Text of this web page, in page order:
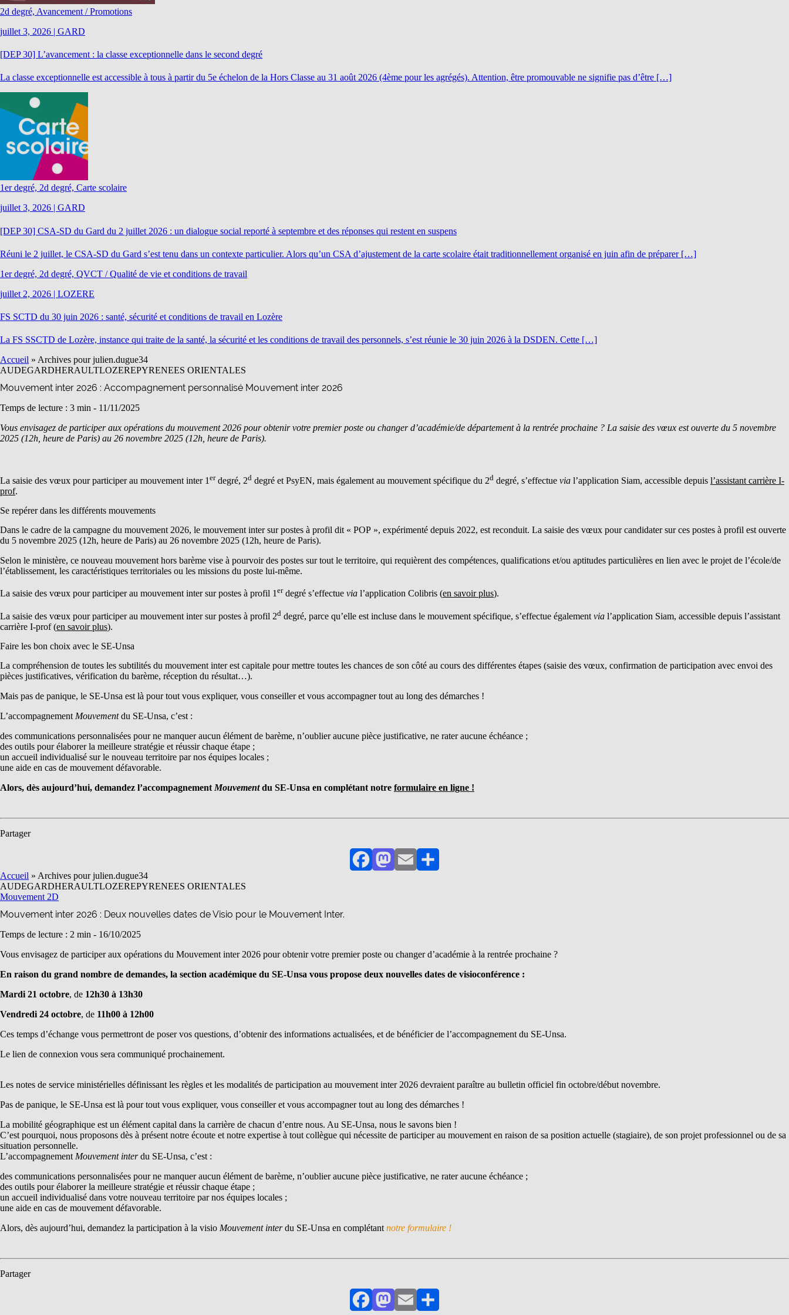
2d degré, Avancement / Promotions
juillet 3, 2026 | GARD
[DEP 30] L’avancement : la classe exceptionnelle dans le second degré
La classe exceptionnelle est accessible à tous à partir du 5e échelon de la Hors Classe au 31 août 2026 (4ème pour les agrégés). Attention, être promouvable ne signifie pas d’être […]
1er degré, 2d degré, Carte scolaire
juillet 3, 2026 | GARD
[DEP 30] CSA-SD du Gard du 2 juillet 2026 : un dialogue social reporté à septembre et des réponses qui restent en suspens
Réuni le 2 juillet, le CSA-SD du Gard s’est tenu dans un contexte particulier. Alors qu’un CSA d’ajustement de la carte scolaire était traditionnellement organisé en juin afin de préparer […]
1er degré, 2d degré, QVCT / Qualité de vie et conditions de travail
juillet 2, 2026 | LOZERE
FS SCTD du 30 juin 2026 : santé, sécurité et conditions de travail en Lozère
La FS SSCTD de Lozère, instance qui traite de la santé, la sécurité et les conditions de travail des personnels, s’est réunie le 30 juin 2026 à la DSDEN. Cette […]
Accueil » Archives pour julien.dugue34
AUDEGARDHERAULTLOZEREPYRENEES ORIENTALES
Mouvement inter 2026 : Accompagnement personnalisé Mouvement inter 2026
Temps de lecture : 3 min - 11/11/2025
Vous envisagez de participer aux opérations du mouvement 2026 pour obtenir votre premier poste ou changer d’académie/de département à la rentrée prochaine ? La saisie des vœux est ouverte du 5 novembre
2025 (12h, heure de Paris) au 26 novembre 2025 (12h, heure de Paris).
La saisie des vœux pour participer au mouvement inter 1 erdegré, 2d degré et PsyEN, mais également au mouvement spécifique du 2d degré, s’effectue via l’application Siam, accessible depuis l’assistant carrière I-
prof.
Se repérer dans les différents mouvements
Dans le cadre de la campagne du mouvement 2026, le mouvement inter sur postes à profil dit « POP », expérimenté depuis 2022, est reconduit. La saisie des vœux pour candidater sur ces postes à profil est ouverte
du 5 novembre 2025 (12h, heure de Paris) au 26 novembre 2025 (12h, heure de Paris).
Selon le ministère, ce nouveau mouvement hors barème vise à pourvoir des postes sur tout le territoire, qui requièrent des compétences, qualifications et/ou aptitudes particulières en lien avec le projet de l’école/de
l’établissement, les caractéristiques territoriales ou les missions du poste lui-même.
La saisie des vœux pour participer au mouvement inter sur postes à profil 1erdegré s’effectue via l’application Colibris (en savoir plus).
La saisie des vœux pour participer au mouvement inter sur postes à profil 2d degré, parce qu’elle est incluse dans le mouvement spécifique, s’effectue également via l’application Siam, accessible depuis l’assistant
carrière I-prof (en savoir plus).
Faire les bon choix avec le SE-Unsa
La compréhension de toutes les subtilités du mouvement inter est capitale pour mettre toutes les chances de son côté au cours des différentes étapes (saisie des vœux, confirmation de participation avec envoi des
pièces justificatives, vérification du barème, réception du résultat…).
Mais pas de panique, le SE-Unsa est là pour tout vous expliquer, vous conseiller et vous accompagner tout au long des démarches !
L’accompagnement Mouvementdu SE-Unsa, c’est :
des communications personnalisées pour ne manquer aucun élément de barème, n’oublier aucune pièce justificative, ne rater aucune échéance ;
des outils pour élaborer la meilleure stratégie et réussir chaque étape ;
un accueil individualisé sur le nouveau territoire par nos équipes locales ;
une aide en cas de mouvement défavorable.
Alors, dès aujourd’hui, demandez l’accompagnement Mouvementdu SE-Unsa en complétant notre formulaire en ligne !
Partager
FacebookMastodon
EmailPartager
Accueil » Archives pour julien.dugue34
AUDEGARDHERAULTLOZEREPYRENEES ORIENTALES
Mouvement 2D
Mouvement inter 2026 : Deux nouvelles dates de Visio pour le Mouvement Inter.
Temps de lecture : 2 min - 16/10/2025
Vous envisagez de participer aux opérations du Mouvement inter 2026 pour obtenir votre premier poste ou changer d’académie à la rentrée prochaine ?
En raison du grand nombre de demandes, la section académique du SE-Unsa vous propose deux nouvelles dates de visioconférence :
Mardi 21 octobre, de 12h30 à 13h30
Vendredi 24 octobre, de 11h00 à 12h00
Ces temps d’échange vous permettront de poser vos questions, d’obtenir des informations actualisées, et de bénéficier de l’accompagnement du SE-Unsa.
Le lien de connexion vous sera communiqué prochainement.
Les notes de service ministérielles définissant les règles et les modalités de participation au mouvement inter 2026 devraient paraître au bulletin officiel fin octobre/début novembre.
Pas de panique, le SE-Unsa est là pour tout vous expliquer, vous conseiller et vous accompagner tout au long des démarches !
La mobilité géographique est un élément capital dans la carrière de chacun d’entre nous. Au SE-Unsa, nous le savons bien !
C’est pourquoi, nous proposons dès à présent notre écoute et notre expertise à tout collègue qui nécessite de participer au mouvement en raison de sa position actuelle (stagiaire), de son projet professionnel ou de sa
situation personnelle.
L’accompagnement Mouvement interdu SE-Unsa, c’est :
des communications personnalisées pour ne manquer aucun élément de barème, n’oublier aucune pièce justificative, ne rater aucune échéance ;
des outils pour élaborer la meilleure stratégie et réussir chaque étape ;
un accueil individualisé dans votre nouveau territoire par nos équipes locales ;
une aide en cas de mouvement défavorable.
Alors, dès aujourd’hui, demandez la participation à la visio Mouvement interdu SE-Unsa en complétant notre formulaire !
Partager
FacebookMastodon
EmailPartager